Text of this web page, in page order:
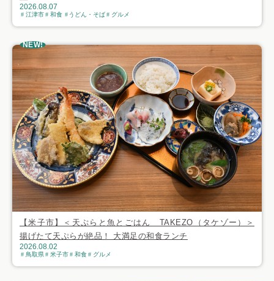
2026.08.07
江津市 和食 うどん・そば グルメ
NEW!
【米子市】＜天ぷらと魚とごはん TAKEZO（タケゾー）＞
揚げたて天ぷらが絶品！ 大満足の和食ランチ
2026.08.02
鳥取県 米子市 和食 グルメ